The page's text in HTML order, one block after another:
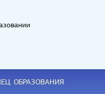
ОБРАЗОВАНИЯ